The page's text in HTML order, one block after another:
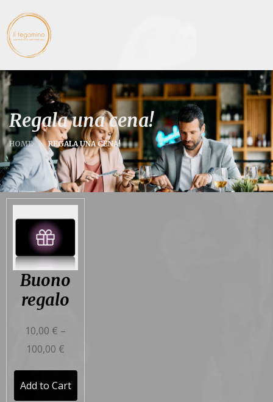
Regala una cena!
HOME REGALA UNA CENA!
Buono
regalo
10,00 € –
100,00 €
Add to Cart